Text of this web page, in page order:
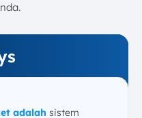
adalah sistem